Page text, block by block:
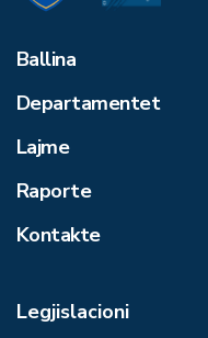
Ballina
Departamentet
Lajme
Raporte
Kontakte
Legjislacioni